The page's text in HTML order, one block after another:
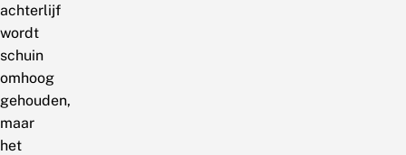
achterlijf
wordt
schuin
omhoog
gehouden,
maar
het